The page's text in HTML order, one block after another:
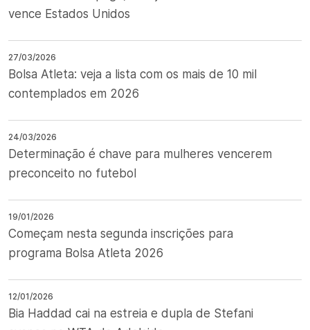
vence Estados Unidos
27/03/2026
Bolsa Atleta: veja a lista com os mais de 10 mil
contemplados em 2026
24/03/2026
Determinação é chave para mulheres vencerem
preconceito no futebol
19/01/2026
Começam nesta segunda inscrições para
programa Bolsa Atleta 2026
12/01/2026
Bia Haddad cai na estreia e dupla de Stefani